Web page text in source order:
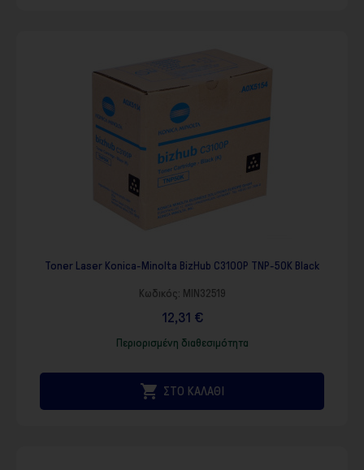
Toner Laser Konica-Minolta BizHub C3100P TNP-50K Black
Κωδικός: MIN32519
12,31 €
Περιορισμένη διαθεσιμότητα
 ΣΤΟ ΚΑΛΑΘΙ